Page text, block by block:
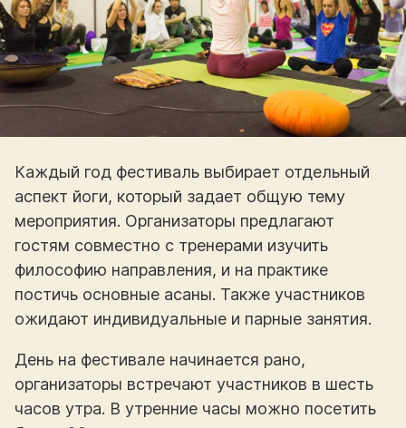
Каждый год фестиваль выбирает отдельный
аспект йоги, который задает общую тему
мероприятия. Организаторы предлагают
гостям совместно с тренерами изучить
философию направления, и на практике
постичь основные асаны. Также участников
ожидают индивидуальные и парные занятия.
День на фестивале начинается рано,
организаторы встречают участников в шесть
часов утра. В утренние часы можно посетить